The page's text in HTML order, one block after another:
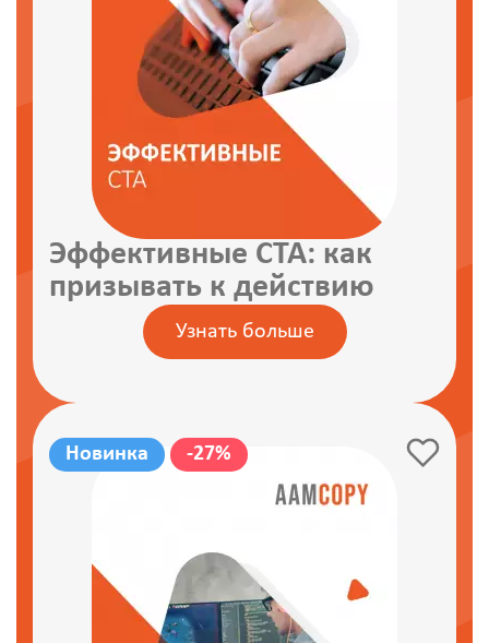
Эффективные CTA: как
призывать к действию
Узнать больше
Новинка -27%